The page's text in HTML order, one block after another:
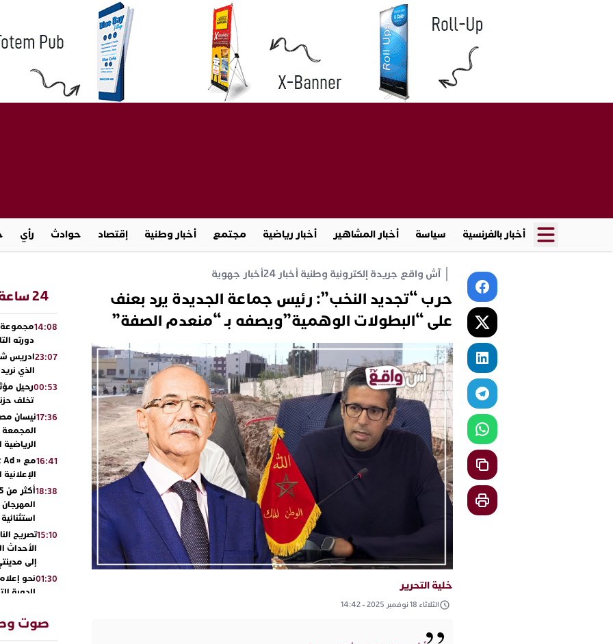
أخبار بالفرنسية سياسة أخبار المشاهير أخبار رياضية مجتمع أخبار وطنية إقتصاد حوادث رأي
آش واقع جريدة إلكترونية وطنية أخبار 24 أخبار جهوية
حرب “تجديد النخب”: رئيس جماعة الجديدة يرد بعنف
على “البطولات الوهمية”ويصفه بـ “منعدم الصفة”
خلية التحرير
الثلاثاء 18 نوفمبر 2025 - 14:42
24 ساعة
14:08مجموعة
دورته
23:07ادريس
الذي نريد
00:53رحيل
تخلف
17:36نيسان
المجمعة
16:41
18:38
استثنائية
15:10تصريح
الأحداث
إلى
01:30نحو
للدورة
20:48تفاعلصوت